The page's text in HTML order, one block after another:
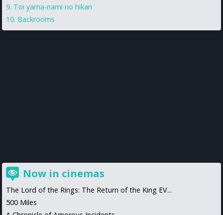
Toi yama-nami no hikari
Backrooms
Now in cinemas
The Lord of the Rings: The Return of the King EV...
500 Miles